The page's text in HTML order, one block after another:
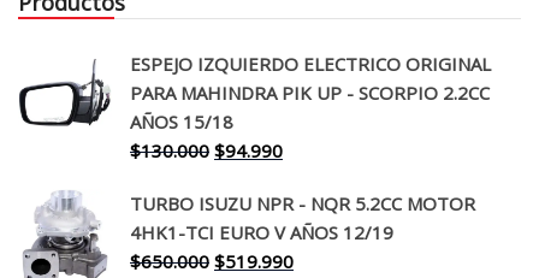
ESPEJO IZQUIERDO ELECTRICO ORIGINAL
PARA MAHINDRA PIK UP - SCORPIO 2.2CC
AÑOS 15/18
$130.000 El
original
era:
$130.000.
$94.990El
actual
es:
$94.990.
TURBO ISUZU NPR - NQR 5.2CC MOTOR
4HK1-TCI EURO V AÑOS 12/19
$650.000 El
$519.990El